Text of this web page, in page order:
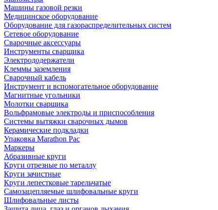
Машины газовой резки
Медицинское оборудование
Оборудование для газораспределительных систем
Сетевое оборудование
Сварочные аксессуары
Инструменты сварщика
Электрододержатели
Клеммы заземления
Сварочный кабель
Инструмент и вспомогательное оборудование
Магнитные угольники
Молотки сварщика
Вольфрамовые электроды и приспособления
Системы вытяжки сварочных дымов
Керамические подкладки
Упаковка Marathon Pac
Маркеры
Абразивные круги
Круги отрезные по металлу
Круги зачистные
Круги лепестковые тарельчатые
Самозацепляемые шлифовальные круги
Шлифовальные листы